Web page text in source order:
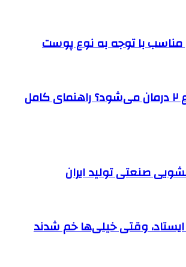
مناسب با توجه به نوع پوست
آیا دیابت نوع ۲ درمان می‌شود؟ راهنمای کامل
صنعتی تولید ایران
وقتی خیلی‌ها خم شدند